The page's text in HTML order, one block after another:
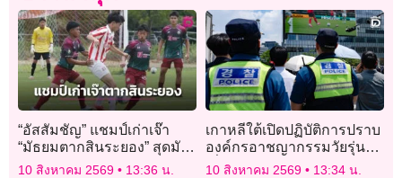
“อัสสัมชัญ” แชมป์เก่าเจ๊า
“มัธยมตากสินระยอง” สุดมัน
ศึกเดลินิวส์ คัพ 2026 รุ่น 16
10 สิงหาคม 2569 13:36 น.
เกาหลีใต้เปิดปฏิบัติการปราบ
องค์กรอาชญากรรมวัยรุ่น
เอี่ยวฉ้อโกง-ฟอกเงิน
10 สิงหาคม 2569 13:34 น.